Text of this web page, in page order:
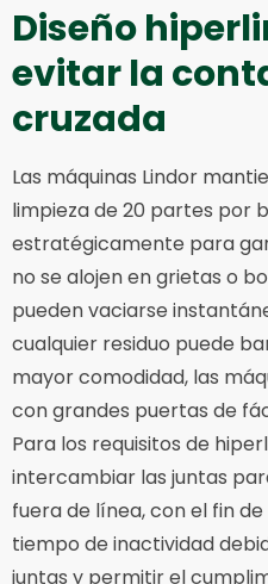
Diseño
evitar la
cruzada
Las máquinas Lindor
limpieza de 20 partes por
estratégicamente para
no se alojen en grietas o
pueden vaciarse
cualquier residuo puede
mayor comodidad, las
con grandes puertas de
Para los requisitos de
intercambiar las juntas
fuera de línea, con el fin
tiempo de inactividad
juntas y permitir el